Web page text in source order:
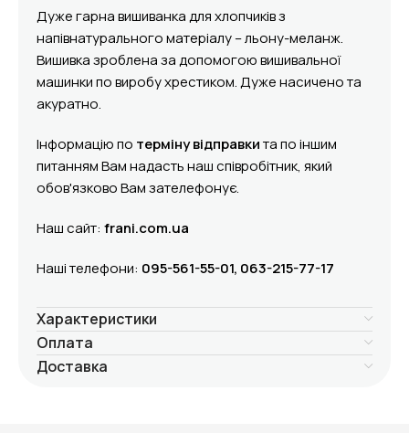
Дуже гарнавишиванка дляхлопчиків з
напівнатурального матеріалу – льону-меланж.
Вишивка зроблена за допомогою вишивальної
машинки по виробу хрестиком. Дуже насичено та
акуратно.
Інформацію по терміну відправкита по іншим
питанням Вам надасть наш співробітник, який
обов'язково Вам зателефонує.
Наш сайт: frani.com.ua
Нашi телефони: 095-561-55-01, 063-215-77-17
Характеристики
Оплата
Доставка